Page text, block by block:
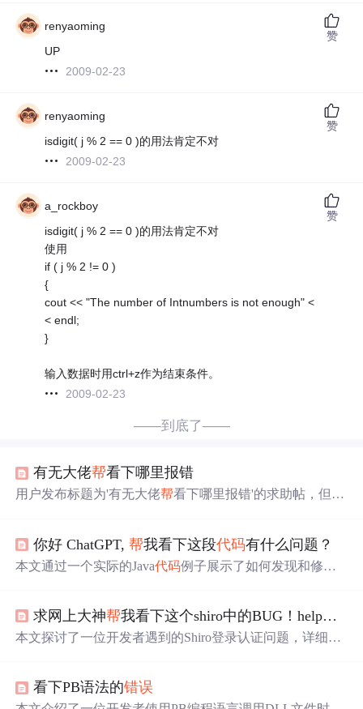
renyaoming
UP
2009-02-23
赞
renyaoming
isdigit( j % 2 == 0 )的用法肯定不对
2009-02-23
赞
a_rockboy
isdigit( j % 2 == 0 )的用法肯定不对
使用
if ( j % 2 != 0 )
{
cout << "The number of Intnumbers is not enough" <
< endl;
}
输入数据时用ctrl+z作为结束条件。
2009-02-23
赞
——到底了——
有无大佬帮看下哪里报错
用户发布标题为'有无大佬帮看下哪里报错'的求助帖，但未
整复现错误所需的要素包括：出错代码片段、完整 错误堆
栈、使用的编程语言及版本、依赖库版本、操作系统及运
你好 ChatGPT,帮我看下这段代码有什么问题？
本文通过一个实际的Java代码例子展示了如何发现和修复
中的潜力。
求网上大神帮我看下这个shiro中的BUG！help！！
本文探讨了一位开发者遇到的Shiro登录认证问题，详细描
自定义过滤器及项目地址，邀请专家共同诊断。
看下PB语法的错误